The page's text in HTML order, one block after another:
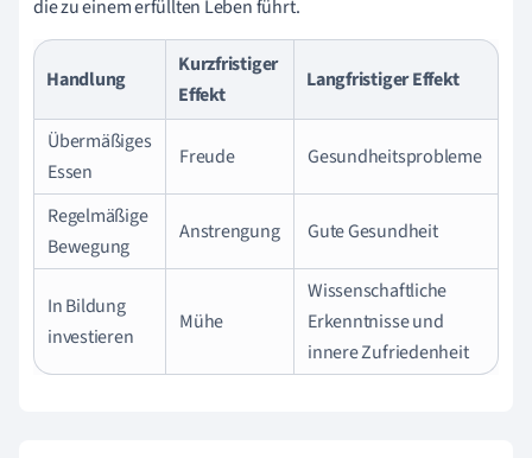
die zu einem erfüllten Leben führt.
Handlung
Kurzfristiger
Effekt
Langfristiger Effekt
Übermäßiges
Essen
Freude Gesundheitsprobleme
Regelmäßige
Bewegung
Anstrengung Gute Gesundheit
In Bildung
investieren
Mühe
Wissenschaftliche
Erkenntnisse und
innere Zufriedenheit